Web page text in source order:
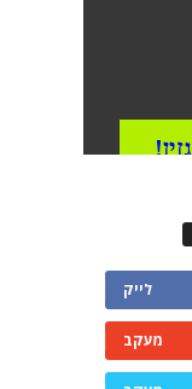
לייק
מעקב